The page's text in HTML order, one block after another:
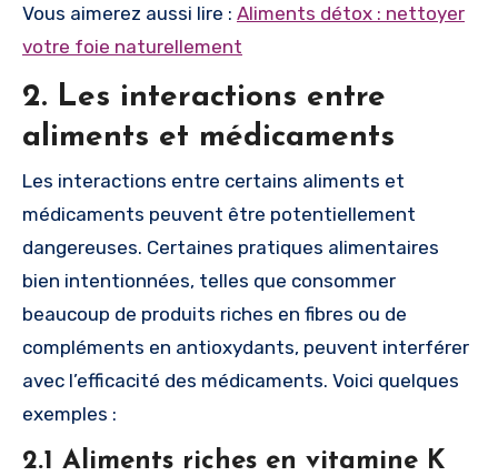
Vous aimerez aussi lire : Aliments détox : nettoyer
votre foie naturellement
2. Les interactions entre
aliments et médicaments
Les interactions entre certains aliments et
médicaments peuvent être potentiellement
dangereuses. Certaines pratiques alimentaires
bien intentionnées, telles que consommer
beaucoup de produits riches en fibres ou de
compléments en antioxydants, peuvent interférer
avec l’efficacité des médicaments. Voici quelques
exemples :
2.1 Aliments riches en vitamine K